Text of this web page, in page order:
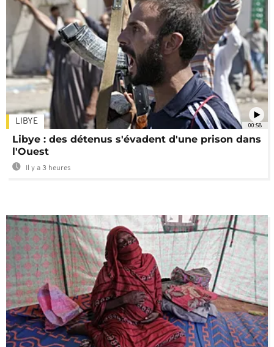
00:58
LIBYE
Libye : des détenus s'évadent d'une prison dans
l'Ouest
Il y a 3 heures